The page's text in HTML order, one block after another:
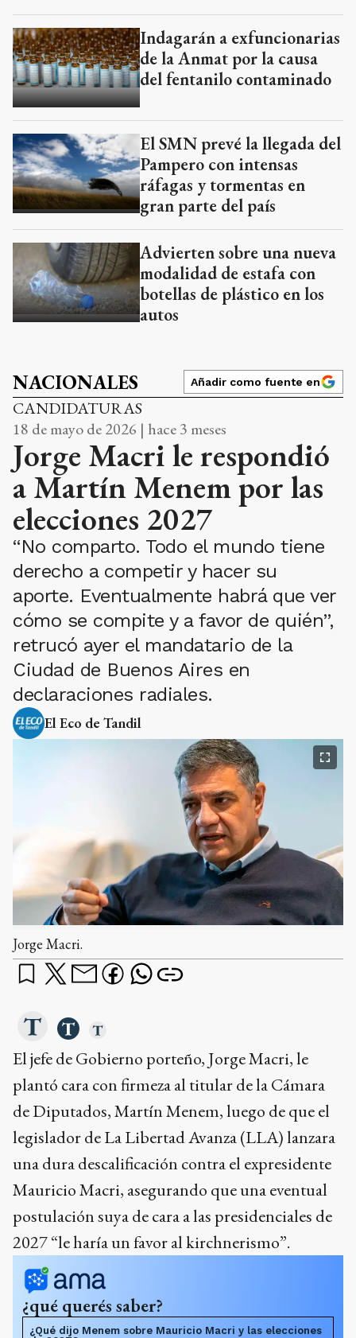
Indagarán a exfuncionarias
de la Anmat por la causa
del fentanilo contaminado
El SMN prevé la llegada del
Pampero con intensas
ráfagas y tormentas en
gran parte del país
Advierten sobre una nueva
modalidad de estafa con
botellas de plástico en los
autos
NACIONALES Añadir como fuente en
CANDIDATURAS
18 de mayo de 2026 | hace 3 meses
Jorge Macri le respondió
a Martín Menem por las
elecciones 2027
“No comparto. Todo el mundo tiene
derecho a competir y hacer su
aporte. Eventualmente habrá que ver
cómo se compite y a favor de quién”,
retrucó ayer el mandatario de la
Ciudad de Buenos Aires en
declaraciones radiales.
El Eco de Tandil
Jorge Macri.
El jefe de Gobierno porteño, Jorge Macri, le
plantó cara con firmeza al titular de la Cámara
de Diputados, Martín Menem, luego de que el
legislador de La Libertad Avanza (LLA) lanzara
una dura descalificación contra el expresidente
Mauricio Macri, asegurando que una eventual
postulación suya de cara a las presidenciales de
2027 “le haría un favor al kirchnerismo”.
¿qué querés saber?
¿Qué dijo Menem sobre Mauricio Macri y las elecciones